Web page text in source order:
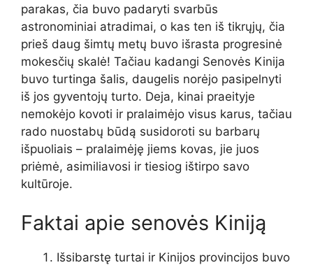
parakas, čia buvo padaryti svarbūs
astronominiai atradimai, o kas ten iš tikrųjų, čia
prieš daug šimtų metų buvo išrasta progresinė
mokesčių skalė! Tačiau kadangi Senovės Kinija
buvo turtinga šalis, daugelis norėjo pasipelnyti
iš jos gyventojų turto. Deja, kinai praeityje
nemokėjo kovoti ir pralaimėjo visus karus, tačiau
rado nuostabų būdą susidoroti su barbarų
išpuoliais – pralaimėję jiems kovas, jie juos
priėmė, asimiliavosi ir tiesiog ištirpo savo
kultūroje.
Faktai apie senovės Kiniją
Išsibarstę turtai ir Kinijos provincijos buvo